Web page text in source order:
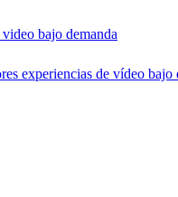
bajo demanda
experiencias de vídeo bajo